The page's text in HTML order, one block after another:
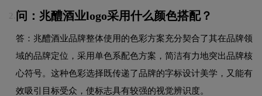
2. 问：兆醴酒业logo采用什么颜色搭配？
答：兆醴酒业品牌整体使用的色彩方案充分契合了其在品牌领
域的品牌定位，采用单色系配色方案，简洁有力地突出品牌核
心符号。这种色彩选择既传递了品牌的字标设计美学，又能有
效吸引目标受众，使标志具有较强的视觉辨识度。